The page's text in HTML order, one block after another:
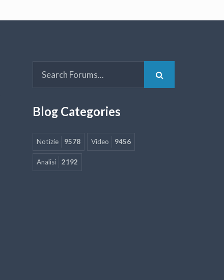
Blog Categories
Notizie 9578 Video 9456
Analisi 2192